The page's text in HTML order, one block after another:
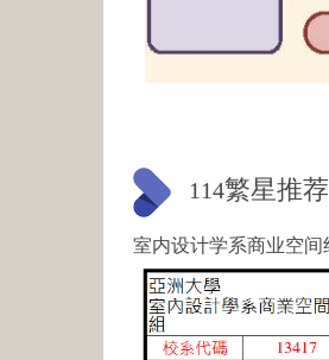
114繁星推
室内设计学系商业空间